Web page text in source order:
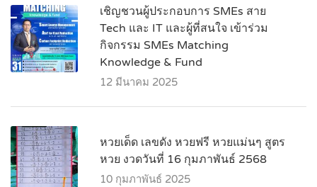
เชิญชวนผู้ประกอบการ SMEs สาย
Tech และ IT และผู้ที่สนใจ เข้าร่วม
กิจกรรม SMEs Matching
Knowledge & Fund
12 มีนาคม 2025
หวยเด็ด เลขดัง หวยฟรี หวยแม่นๆ สูตร
หวย งวดวันที่ 16 กุมภาพันธ์ 2568
10 กุมภาพันธ์ 2025